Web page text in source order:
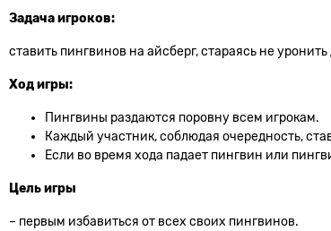
Задача игроков:
ставить пингвинов на айсберг, стараясь не уронить
Ход игры:
Пингвины раздаются поровну всем игрокам.
Каждый участник, соблюдая очередность,
Если во время хода падает пингвин или
Цель игры
– первым избавиться от всех своих пингвинов.